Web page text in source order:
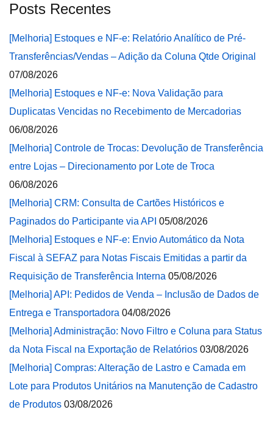
Posts Recentes
[Melhoria] Estoques e NF-e: Relatório Analítico de Pré-
Transferências/Vendas – Adição da Coluna Qtde Original
07/08/2026
[Melhoria] Estoques e NF-e: Nova Validação para
Duplicatas Vencidas no Recebimento de Mercadorias
06/08/2026
[Melhoria] Controle de Trocas: Devolução de Transferência
entre Lojas – Direcionamento por Lote de Troca
06/08/2026
[Melhoria] CRM: Consulta de Cartões Históricos e
Paginados do Participante via API 05/08/2026
[Melhoria] Estoques e NF-e: Envio Automático da Nota
Fiscal à SEFAZ para Notas Fiscais Emitidas a partir da
Requisição de Transferência Interna 05/08/2026
[Melhoria] API: Pedidos de Venda – Inclusão de Dados de
Entrega e Transportadora 04/08/2026
[Melhoria] Administração: Novo Filtro e Coluna para Status
da Nota Fiscal na Exportação de Relatórios 03/08/2026
[Melhoria] Compras: Alteração de Lastro e Camada em
Lote para Produtos Unitários na Manutenção de Cadastro
de Produtos 03/08/2026